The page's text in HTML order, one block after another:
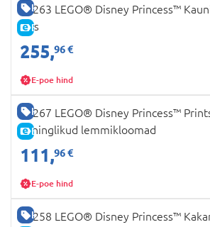
HEA HIND
E-HIND
43263 LEGO® Disney Princess™
loss
255,96 €
E-poe hind
HEA HIND
E-HIND
43267 LEGO® Disney Princess™
kuninglikud lemmikloomad
111,96 €
E-poe hind
HEA HIND
43258 LEGO® Disney Princess™